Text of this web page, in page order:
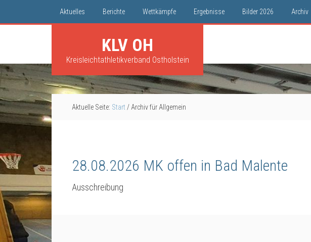
Aktuelles Berichte Wettkämpfe Ergebnisse Bilder 2026 Archiv
KLV OH
Kreisleichtathletikverband Ostholstein
Aktuelle Seite: Start / Archiv für Allgemein
28.08.2026 MK offen in Bad Malente
Ausschreibung